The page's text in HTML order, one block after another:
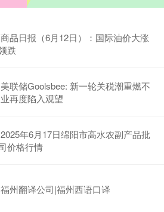
品日报（6月12日）：国际油价大涨
跌
联储Goolsbee: 新一轮关税潮重燃不
再度陷入观望
年6月17日绵阳市高水农副产品批
价格行情
州翻译公司|福州西语口译